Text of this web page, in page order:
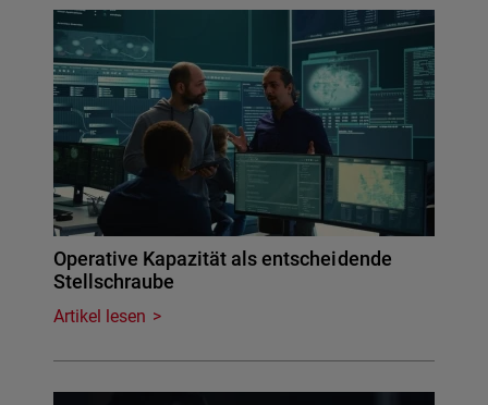
Operative Kapazität als entscheidende
Stellschraube
Artikel lesen